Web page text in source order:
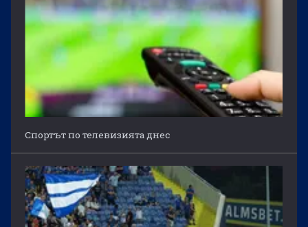
Спортът по телевизията днес